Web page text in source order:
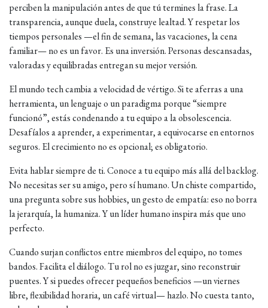
perciben la manipulación antes de que tú termines la frase. La
transparencia, aunque duela, construye lealtad. Y respetar los
tiempos personales —el fin de semana, las vacaciones, la cena
familiar— no es un favor. Es una inversión. Personas descansadas,
valoradas y equilibradas entregan su mejor versión.
El mundo tech cambia a velocidad de vértigo. Si te aferras a una
herramienta, un lenguaje o un paradigma porque “siempre
funcionó”, estás condenando a tu equipo a la obsolescencia.
Desafíalos a aprender, a experimentar, a equivocarse en entornos
seguros. El crecimiento no es opcional; es obligatorio.
Evita hablar siempre de ti. Conoce a tu equipo más allá del backlog.
No necesitas ser su amigo, pero sí humano. Un chiste compartido,
una pregunta sobre sus hobbies, un gesto de empatía: eso no borra
la jerarquía, la humaniza. Y un líder humano inspira más que uno
perfecto.
Cuando surjan conflictos entre miembros del equipo, no tomes
bandos. Facilita el diálogo. Tu rol no es juzgar, sino reconstruir
puentes. Y si puedes ofrecer pequeños beneficios —un viernes
libre, flexibilidad horaria, un café virtual— hazlo. No cuesta tanto,